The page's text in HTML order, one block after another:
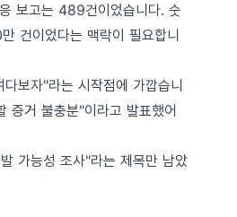
보고는 489건이었습니다. 숫
건이었다는 맥락이 필요합니
보자"라는 시작점에 가깝습니
거 불충분"이라고 발표했어
가능성 조사"라는 제목만 남았